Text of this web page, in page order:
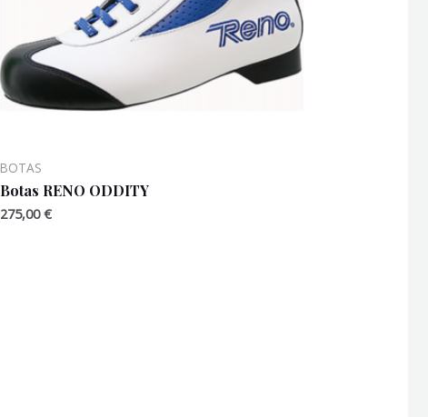
BOTAS
Botas RENO ODDITY
275,00€